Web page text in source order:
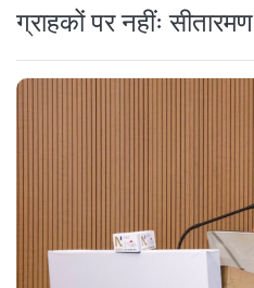
ग्राहकों पर नहींः सीतारमण